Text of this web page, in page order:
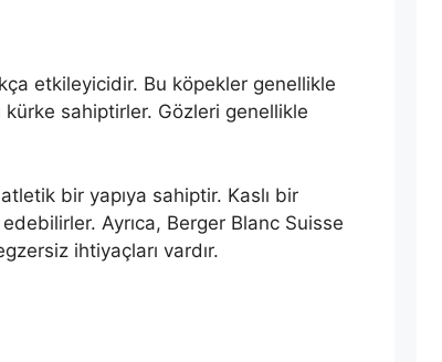
etkileyicidir. Bu köpekler genellikle
sahiptirler. Gözleri genellikle
bir yapıya sahiptir. Kaslı bir
Ayrıca, Berger Blanc Suisse
ihtiyaçları vardır.